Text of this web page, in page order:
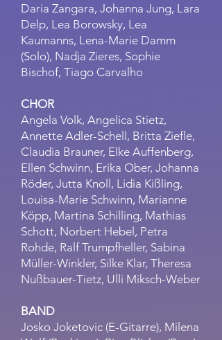
Daria Zangara, Johanna Jung, Lara
Delp, Lea Borowsky, Lea
Kaumanns, Lena-Marie Damm
(Solo), Nadja Zieres, Sophie
Bischof, Tiago Carvalho
CHOR
Angela Volk, Angelica Stietz,
Annette Adler-Schell, Britta Ziefle,
Claudia Brauner, Elke Auffenberg,
Ellen Schwinn, Erika Ober, Johanna
Röder, Jutta Knoll, Lidia Kißling,
Louisa-Marie Schwinn, Marianne
Köpp, Martina Schilling, Mathias
Schott, Norbert Hebel, Petra
Rohde, Ralf Trumpfheller, Sabina
Müller-Winkl er, Silke Klar, Theresa
Nußbauer-Tietz, Ulli Miksch-Weber
BAND
Josko Joketovic (E-Gitarre), Milena